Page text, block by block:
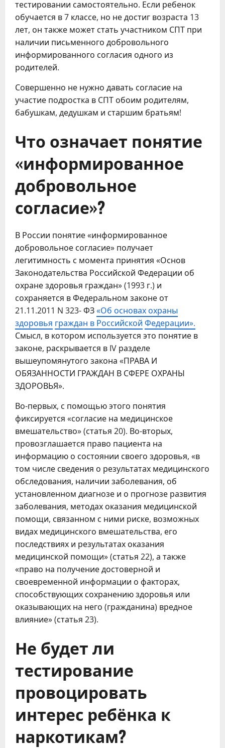
тестировании самостоятельно. Если ребенок
обучается в 7 классе, но не достиг возраста 13
лет, он также может стать участником СПТ при
наличии письменного добровольного
информированного согласия одного из
родителей.
Совершенно не нужно давать согласие на
участие подростка в СПТ обоим родителям,
бабушкам, дедушкам и старшим братьям!
Что означает понятие
«информированное
добровольное
согласие»?
В России понятие «информированное
добровольное согласие» получает
легитимность с момента принятия «Основ
Законодательства Российской Федерации об
охране здоровья граждан» (1993 г.) и
сохраняется в Федеральном законе от
21.11.2011 N 323- ФЗ«Об основах охраны
здоровья граждан в Российской Федерации».
Смысл, в котором используется это понятие в
законе, раскрывается в IV разделе
вышеупомянутого закона «ПРАВА И
ОБЯЗАННОСТИ ГРАЖДАН В СФЕРЕ ОХРАНЫ
ЗДОРОВЬЯ».
Во-первых, с помощью этого понятия
фиксируется «согласие на медицинское
вмешательство» (статья 20). Во-вторых,
провозглашается право пациента на
информацию о состоянии своего здоровья, «в
том числе сведения о результатах медицинского
обследования, наличии заболевания, об
установленном диагнозе и о прогнозе развития
заболевания, методах оказания медицинской
помощи, связанном с ними риске, возможных
видах медицинского вмешательства, его
последствиях и результатах оказания
медицинской помощи» (статья 22), а также
«право на получение достоверной и
своевременной информации о факторах,
способствующих сохранению здоровья или
оказывающих на него (гражданина) вредное
влияние» (статья 23).
Не будет ли
тестирование
провоцировать
интерес ребёнка к
наркотикам?